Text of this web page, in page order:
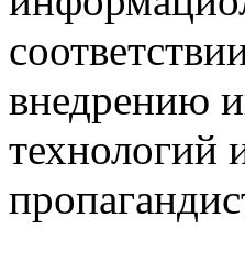
внедрению
технологий